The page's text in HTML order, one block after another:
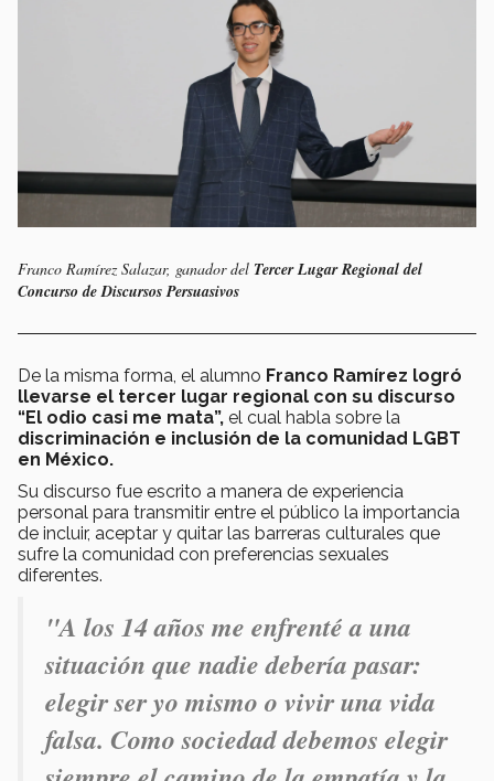
Franco Ramírez Salazar, ganador del Tercer Lugar Regional del
Concurso de Discursos Persuasivos
De la misma forma, el alumno Franco Ramírez logró
llevarse el tercer lugar regional con su discurso
“El odio casi me mata”, el cual habla sobre la
discriminación e inclusión de la comunidad LGBT
en México.
Su discurso fue escrito a manera de experiencia
personal para transmitir entre el público la importancia
de incluir, aceptar y quitar las barreras culturales que
sufre la comunidad con preferencias sexuales
diferentes.
"A los 14 años me enfrenté a una
situación que nadie debería pasar:
elegir ser yo mismo o vivir una vida
falsa. Como sociedad debemos elegir